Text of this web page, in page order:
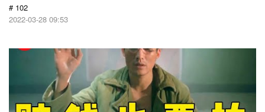
# 102
2022-03-28 09:53